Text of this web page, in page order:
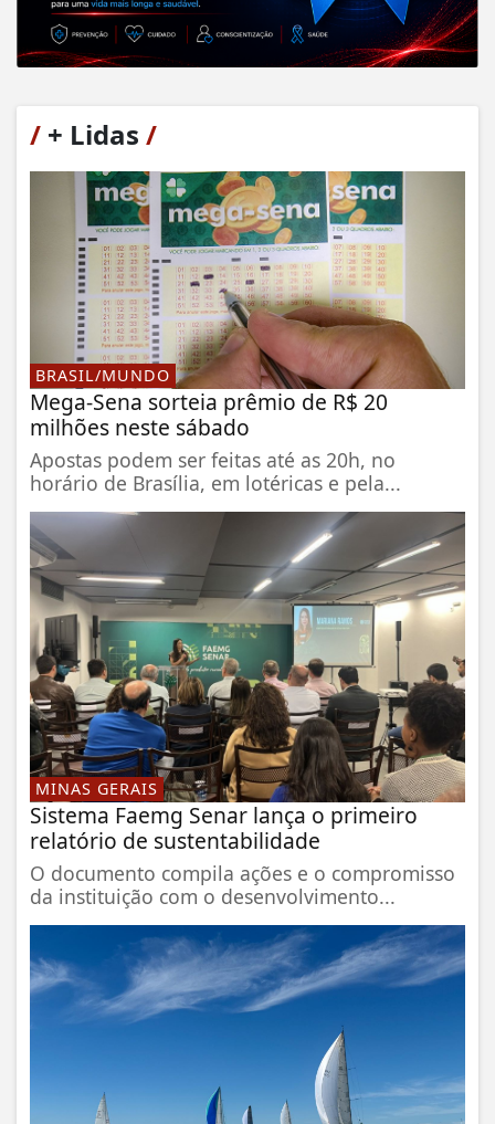
/ + Lidas /
BRASIL/MUNDO
Mega-Sena sorteia prêmio de R$ 20
milhões neste sábado
Apostas podem ser feitas até as 20h, no
horário de Brasília, em lotéricas e pela...
MINAS GERAIS
Sistema Faemg Senar lança o primeiro
relatório de sustentabilidade
O documento compila ações e o compromisso
da instituição com o desenvolvimento...